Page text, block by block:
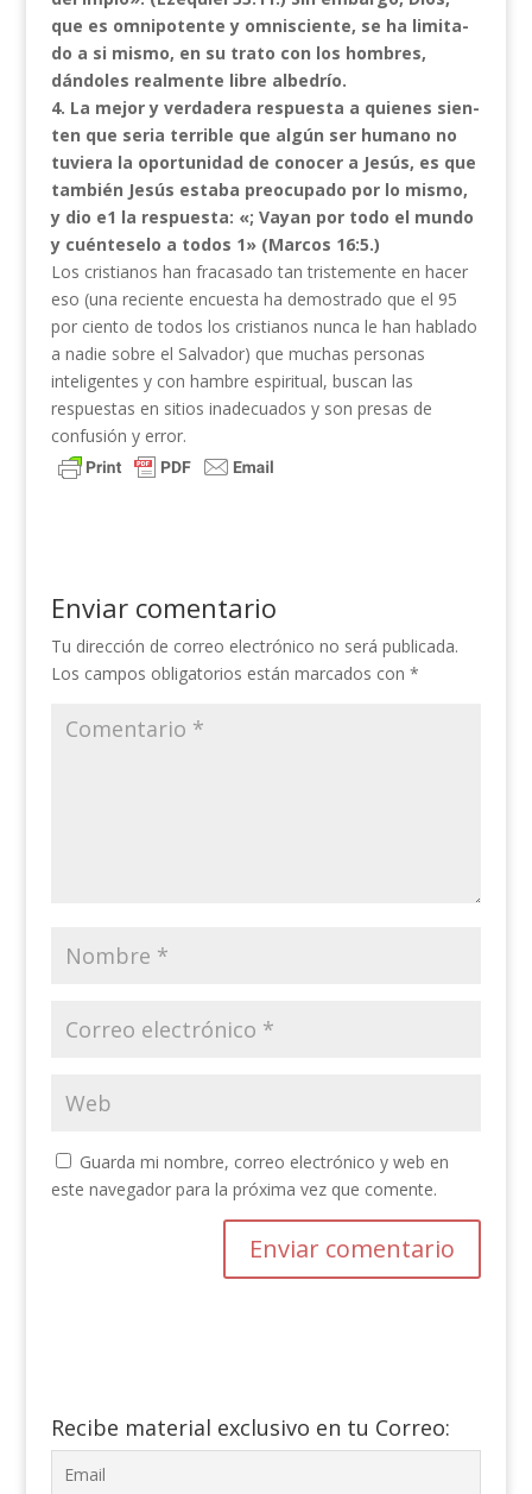
que es omnipotente y omnisciente, se ha limita­
do a si mismo, en su trato con los hombres,
dándoles realmente libre albedrío.
4. La mejor y verdadera respuesta a quienes sien­
ten que seria terrible que algún ser humano no
tuviera la oportunidad de conocer a Jesús, es que
también Jesús estaba preocupado por lo mismo,
y dio e1 la respuesta: «; Vayan por todo el mundo
y cuénteselo a todos 1» (Marcos 16:5.)
Los cristianos han fracasado tan tristemente en hacer
eso (una reciente encuesta ha demostrado que el 95
por ciento de todos los cristianos nunca le han hablado
a nadie sobre el Salvador) que muchas personas
inteligentes y con hambre espiritual, buscan las
respuestas en sitios inadecuados y son presas de
confusión y error.
Enviar comentario
Tu dirección de correo electrónico no será publicada.
Los campos obligatorios están marcados con *
Guarda mi nombre, correo electrónico y web en
este navegador para la próxima vez que comente.
Recibe material exclusivo en tu Correo: